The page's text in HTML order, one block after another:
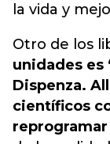
la vida y
Otro de los
unidades es
Dispenza.
científicos